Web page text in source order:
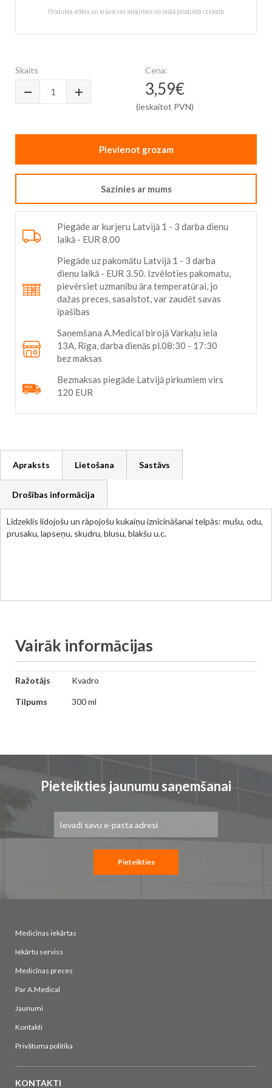
Skaits Cena:
3,59€
(ieskaitot PVN)
Pievienot grozam
Sazinies ar mums
Piegāde ar kurjeru Latvijā 1 - 3 darba dienu
laikā - EUR 8.00
Piegāde uz pakomātu Latvijā 1 - 3 darba
dienu laikā - EUR 3.50. Izvēloties pakomatu,
pievērsiet uzmanību āra temperatūrai, jo
dažas preces, sasalstot, var zaudēt savas
īpašības
Saņemšana A.Medical birojā Varkaļu iela
13A, Rīga, darba dienās pl.08:30 - 17:30
bez maksas
Bezmaksas piegāde Latvijā pirkumiem virs
120 EUR
Produkta attēls un krāsa var atšķirties no reālā produkta izskata
beginning
Apraksts Lietošana Sastāvs
Drošības informācija
Līdzeklis lidojošu un rāpojošu kukaiņu iznīcināšanai telpās: mušu, odu,
prusaku, lapseņu, skudru, blusu, blakšu u.c.
Vairāk informācijas
Vairāk
Ražotājs Kvadro
Tilpums 300 ml
Pieteikties jaunumu saņemšanai
saņemšanai:
Pieteikties
Medicīnas iekārtas
Iekārtu serviss
Medicīnas preces
Par A.Medical
Jaunumi
Kontakti
Privātuma politika
KONTAKTI